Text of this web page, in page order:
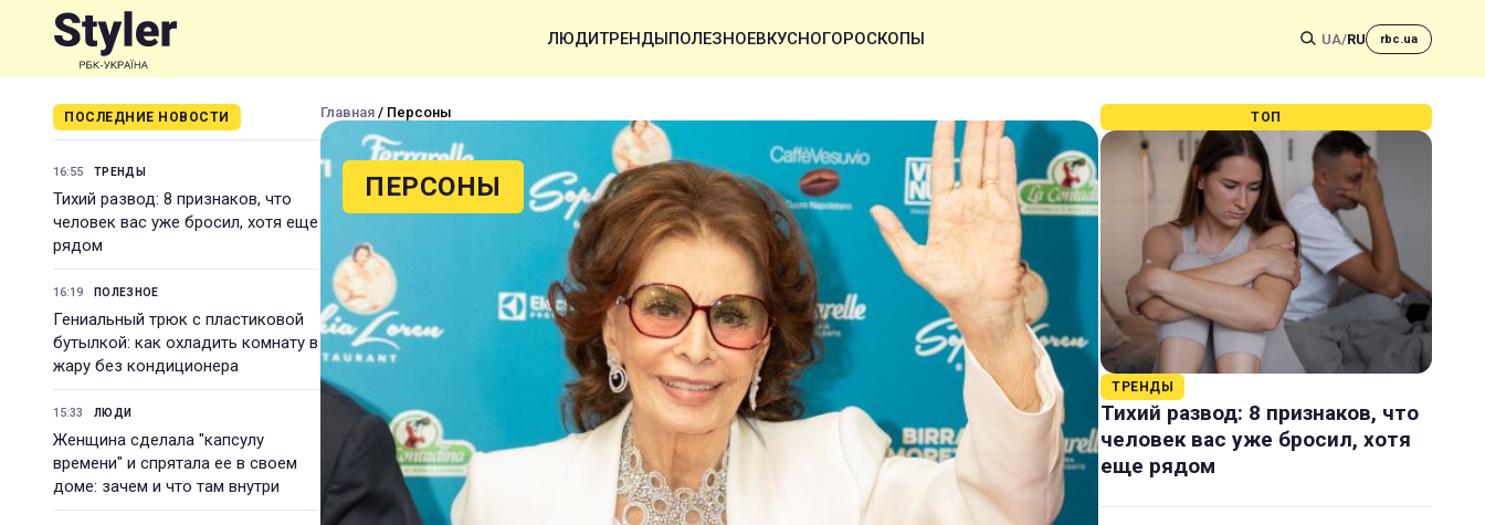
ЛЮДИТРЕНДЫПОЛЕЗНОЕВКУСНОГОРОСКОПЫ UA/RU rbc.ua
ПОСЛЕДНИЕ НОВОСТИ
16:55 ТРЕНДЫ
Тихий развод: 8 признаков, что
человек вас уже бросил, хотя еще
рядом
16:19 ПОЛЕЗНОЕ
Гениальный трюк с пластиковой
бутылкой: как охладить комнату в
жару без кондиционера
15:33 ЛЮДИ
Женщина сделала "капсулу
времени" и спрятала ее в своем
доме: зачем и что там внутри
Главная / Персоны
ПЕРСОНЫ
ТОП
ТРЕНДЫ
Тихий развод: 8 признаков, что
человек вас уже бросил, хотя
еще рядом